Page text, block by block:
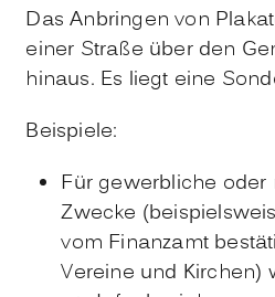
Das Anbringen von
einer Straße über den
hinaus. Es liegt eine
Beispiele:
Für gewerbliche
Zwecke
vom Finanzamt
Vereine und Kirchen)